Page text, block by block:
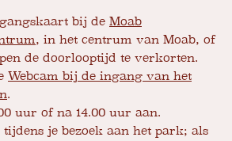
bij de Moab
, in het centrum van Moab, of
de doorlooptijd te verkorten.
Webcam bij de ingang van het
.
uur of na 14.00 uur aan.
tijdens je bezoek aan het park; als